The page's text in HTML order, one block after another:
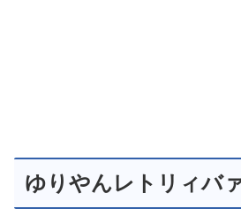
ゆりやんレトリィバ